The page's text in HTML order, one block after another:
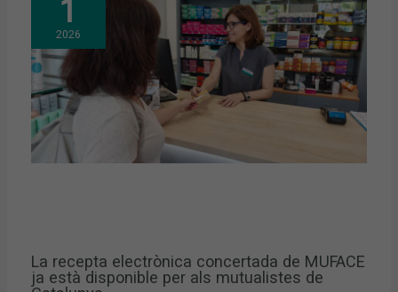
1
2026
La recepta electrònica concertada de MUFACE
ja està disponible per als mutualistes de